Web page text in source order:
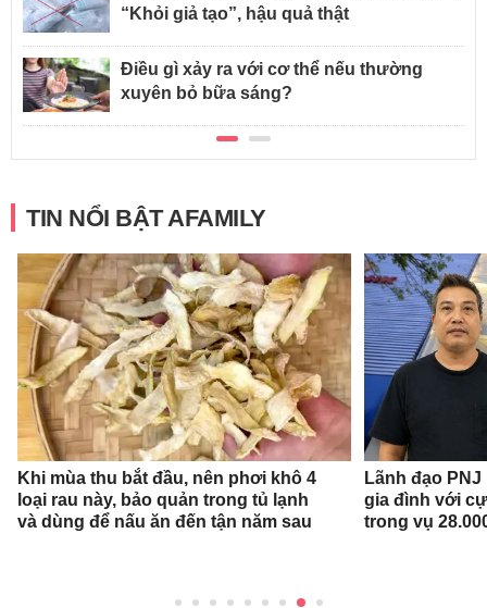
“Khỏi giả tạo”, hậu quả thật
Điều gì xảy ra với cơ thể nếu thường
xuyên bỏ bữa sáng?
TIN NỔI BẬT AFAMILY
Khi mùa thu bắt đầu, nên phơi khô 4
loại rau này, bảo quản trong tủ lạnh
và dùng để nấu ăn đến tận năm sau
Lãnh đạo
gia đình với
trong vụ